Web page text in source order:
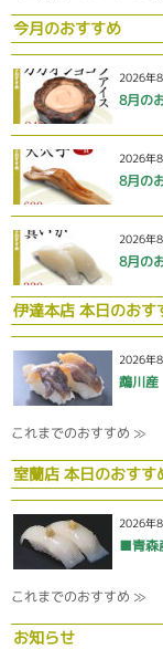
今月のおすすめ
2026年
8月の
2026年
8月の
2026年
8月の
伊達本店 本日のおす
2026年
鵡川
これまでのおすすめ ≫
室蘭店 本日のおすす
2026年
■青
これまでのおすすめ ≫
お知らせ